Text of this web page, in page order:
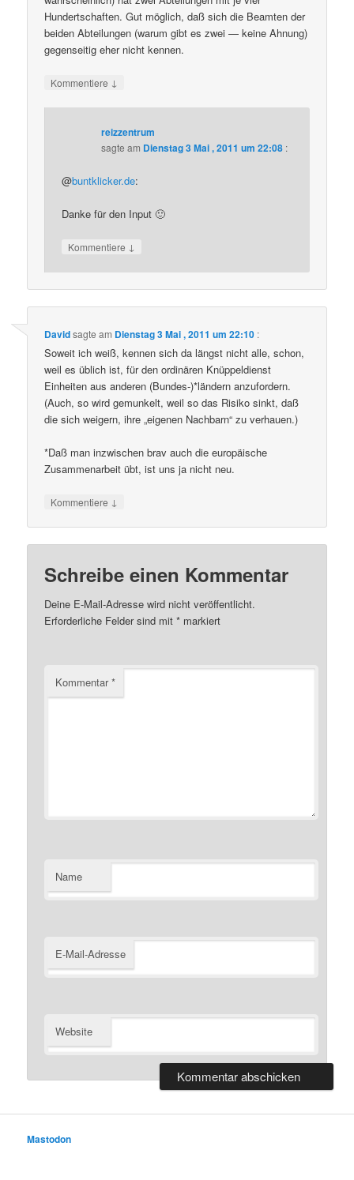
Hundertschaften. Gut möglich, daß sich die Beamten der
beiden Abteilungen (warum gibt es zwei — keine Ahnung)
gegenseitig eher nicht kennen.
Kommentiere ↓
reizzentrum
sagte am Dienstag 3 Mai , 2011 um 22:08 :
@buntklicker.de:
Danke für den Input 🙂
Kommentiere ↓
Davidsagte am Dienstag 3 Mai , 2011 um 22:10 :
Soweit ich weiß, kennen sich da längst nicht alle, schon,
weil es üblich ist, für den ordinären Knüppeldienst
Einheiten aus anderen (Bundes-)*ländern anzufordern.
(Auch, so wird gemunkelt, weil so das Risiko sinkt, daß
die sich weigern, ihre „eigenen Nachbarn“ zu verhauen.)
*Daß man inzwischen brav auch die europäische
Zusammenarbeit übt, ist uns ja nicht neu.
Kommentiere ↓
Schreibe einen Kommentar
Deine E-Mail-Adresse wird nicht veröffentlicht.
Erforderliche Felder sind mit* markiert
Kommentar*
Name
E-Mail-Adresse
Website
Mastodon